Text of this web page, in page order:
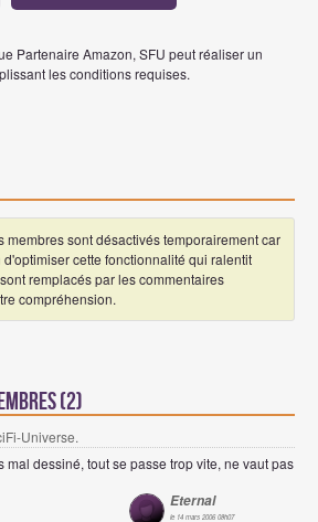
Partenaire Amazon, SFU peut réaliser un
les conditions requises.
membres sont désactivés temporairement car
cette fonctionnalité qui ralentit
remplacés par les commentaires
compréhension.
(2)
Universe.
mal dessiné, tout se passe trop vite, ne vaut pas
Eternal
le 14 mars 2006 08h07